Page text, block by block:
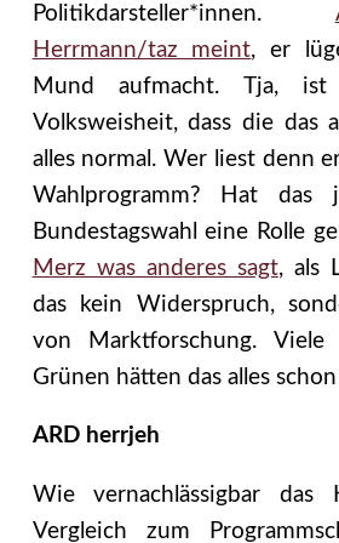
Politikdarsteller*innen.
Herrmann/taz meint, er
Mund aufmacht. Tja,
Volksweisheit, dass die das
alles normal. Wer liest denn
Wahlprogramm? Hat das
Bundestagswahl eine Rolle
Merz was anderes sagt, als
das kein Widerspruch,
von Marktforschung.
Grünen hätten das alles
ARD herrjeh
Wie vernachlässigbar das
Vergleich zum